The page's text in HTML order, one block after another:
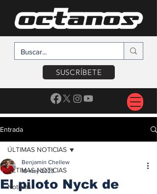
SUSCRÍBETE
Entrada
ÚLTIMAS NOTICIAS
Noticias
ÚLTIMAS NOTICIAS
El piloto Nyck de
Benjamín Chellew
18 may 2023